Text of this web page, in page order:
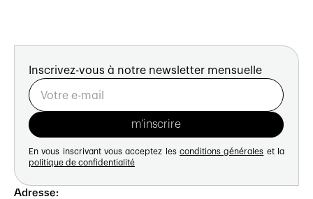
Inscrivez-vous à notre newsletter mensuelle
En vous inscrivant vous acceptez les conditions générales et la
politique de confidentialité
Adresse: